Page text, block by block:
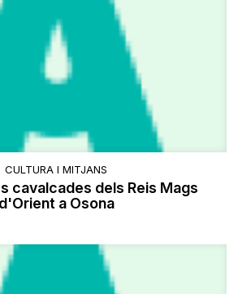
CULTURA I MITJANS
cavalcades dels Reis Mags
d'Orient a Osona